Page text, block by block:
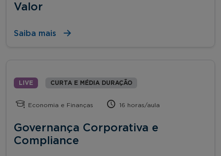
Valor
Saiba mais
LIVE CURTA E MÉDIA DURAÇÃO
Economia e Finanças 16 horas/aula
Governança Corporativa e
Compliance